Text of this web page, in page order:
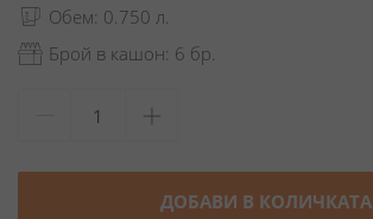
Обем: 0.750 л.
Брой в кашон: 6 бр.
ДОБАВИ В КОЛИЧКАТА